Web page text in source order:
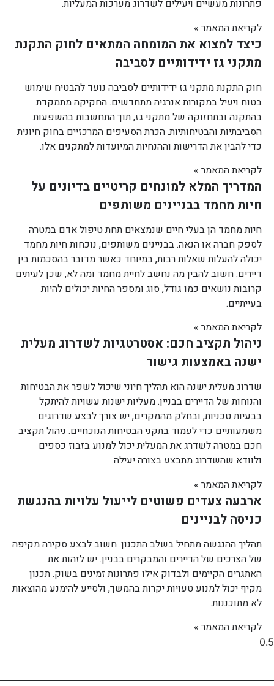
פתרונות מעשיים ויעילים לשדרוג מערכות המעליות.
לקריאת המאמר »
כיצד למצוא את המומחה המתאים לחוק התקנת
מתקני גז ידידותיים לסביבה
חוק התקנת מתקני גז ידידותיים לסביבה נועד להבטיח שימוש
בטוח ויעיל במקורות אנרגיה מתחדשים. החקיקה מתמקדת
בהתקנה ובתחזוקה של מתקני גז, תוך התחשבות בהשפעות
הסביבתיות והבטיחותיות. הכרת הסעיפים המרכזיים בחוק חיונית
כדי להבין את הדרישות וההנחיות המיועדות למתקנים אלו.
לקריאת המאמר »
המדריך המלא למונחים קריטיים בדיונים על
חיות מחמד בבניינים משותפים
חיות מחמד הן בעלי חיים שנמצאים תחת טיפול אדם במטרה
לספק חברה או הנאה. בבניינים משותפים, נוכחות חיות מחמד
יכולה להעלות שאלות רבות, במיוחד כאשר מדובר בהסכמות בין
דיירים. חשוב להבין מה נחשב לחיית מחמד ומה לא, שכן לעיתים
קרובות נושאים כמו גודל, סוג ומספר החיות יכולים להיות
בעייתיים.
לקריאת המאמר »
ניהול תקציב חכם: אסטרטגיות לשדרוג מעלית
ישנה באמצעות גישור
שדרוג מעלית ישנה הוא תהליך חיוני שיכול לשפר את הבטיחות
והנוחות של הדיירים בבניין. מעליות ישנות עשויות להיתקל
בבעיות טכניות, ובחלק מהמקרים, יש צורך לבצע שדרוגים
משמעותיים כדי לעמוד בתקני הבטיחות הנוכחיים. ניהול תקציב
חכם במטרה לשדרג את המעלית יכול למנוע בזבוז כספים
ולוודא שהשדרוג מתבצע בצורה יעילה.
לקריאת המאמר »
ארבעה צעדים פשוטים לייעול עלויות בהנגשת
כניסה לבניינים
תהליך ההנגשה מתחיל בשלב התכנון. חשוב לבצע סקירה מקיפה
של הצרכים של הדיירים והמבקרים בבניין. יש לזהות את
האתגרים הקיימים ולבדוק אילו פתרונות זמינים בשוק. תכנון
מקיף יכול למנוע טעויות יקרות בהמשך, ולסייע להימנע מהוצאות
לא מתוכננות.
לקריאת המאמר »